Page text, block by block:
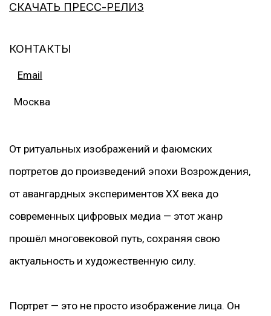
СКАЧАТЬ ПРЕСС-РЕЛИЗ
КОНТАКТЫ
Email
Москва
От ритуальных изображений и фаюмских
портретов до произведений эпохи Возрождения,
от авангардных экспериментов XX века до
современных цифровых медиа — этот жанр
прошёл многовековой путь, сохраняя свою
актуальность и художественную силу.
Портрет — это не просто изображение лица. Он